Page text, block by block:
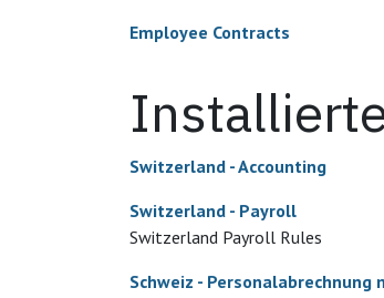
Employee Contracts
Switzerland - Accounting
Switzerland - Payroll
Switzerland Payroll Rules
Schweiz - Personalabrechnung